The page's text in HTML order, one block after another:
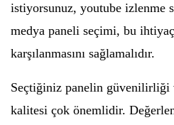
istiyorsunuz, youtube izlenme
medya paneli seçimi, bu
karşılanmasını sağlamalıdır.
Seçtiğiniz panelin güvenilirliği
kalitesi çok önemlidir.